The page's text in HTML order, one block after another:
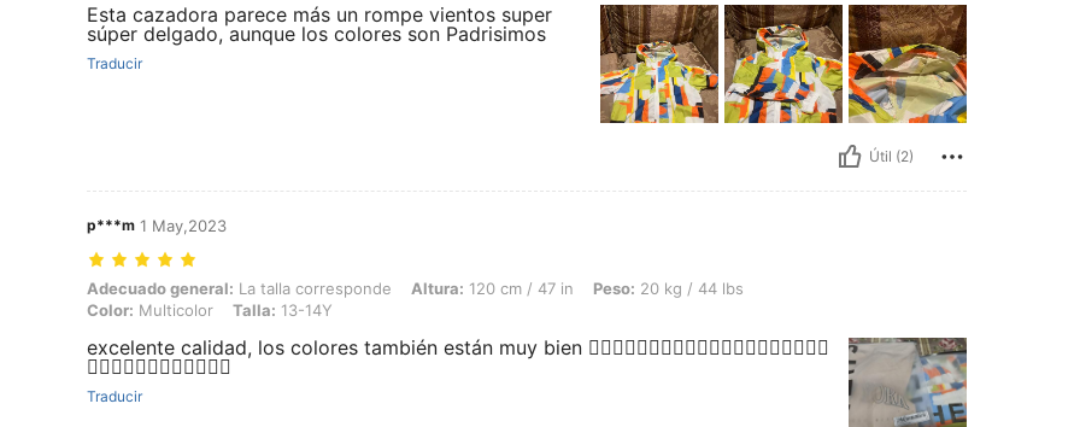
Esta cazadora parece más un rompe vientos super
súper delgado, aunque los colores son Padrisimos
Traducir
Útil (2)
p***m 1 May,2023
Adecuado general: La talla corresponde, Altura: 120 cm / 47 in, Peso: 20 kg / 44 lbs, Color: Multicolor, Talla: 13-14Y
Adecuado general: La talla corresponde Altura: 120 cm / 47 in Peso: 20 kg / 44 lbs
Color: Multicolor Talla: 13-14Y
excelente calidad, los colores también están muy bien 👌🏼👌🏼👌🏼👌🏼👌🏼👌🏼👌🏼👌🏼👌🏼👌🏼
👌🏼👌🏼👌🏼👌🏼👌🏼👌🏼
Traducir